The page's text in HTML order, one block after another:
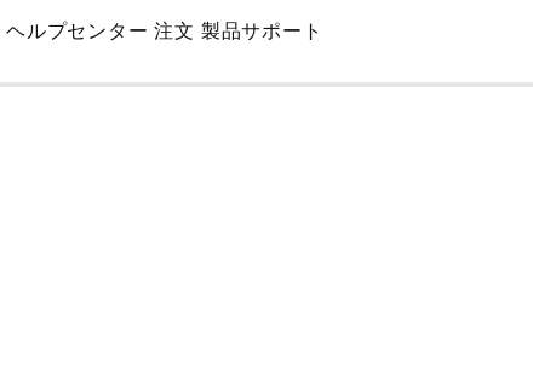
Skip
Main
ヘルプセンター 注文 製品サポート